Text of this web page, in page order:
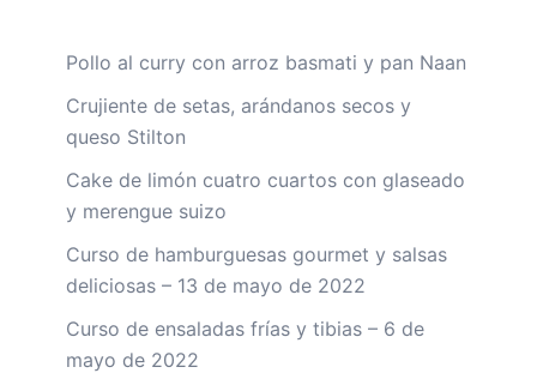
Pollo al curry con arroz basmati y pan Naan
Crujiente de setas, arándanos secos y
queso Stilton
Cake de limón cuatro cuartos con glaseado
y merengue suizo
Curso de hamburguesas gourmet y salsas
deliciosas – 13 de mayo de 2022
Curso de ensaladas frías y tibias – 6 de
mayo de 2022